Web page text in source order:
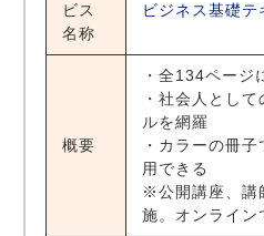
ビス
名称
ビジネス基礎テ
概要
・全134ページ
・社会人とし
ルを網羅
・カラーの冊
用できる
※公開講座、講
施。オンライン